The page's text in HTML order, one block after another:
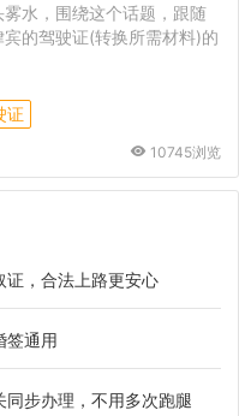
水，围绕这个话题，跟随
的驾驶证(转换所需材料)的
证
10745浏览
证，合法上路更安心
签通用
步办理，不用多次跑腿